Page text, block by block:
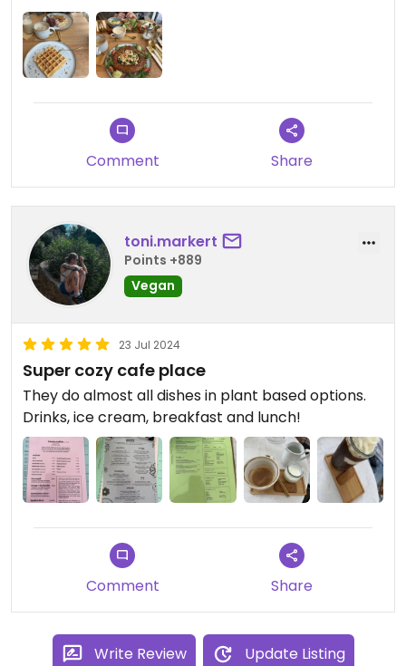
Comment Share
toni.markert
Points +889
Vegan
23 Jul 2024
Super cozy cafe place
They do almost all dishes in plant based options.
Drinks, ice cream, breakfast and lunch!
Comment Share
Write Review Update Listing